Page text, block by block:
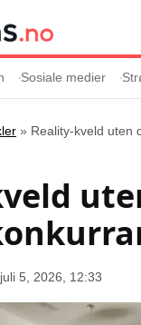
Kjendiser
TV-serier
Internettkultur
Sosiale medier
» Reality-kveld uten
juli 5, 2026, 12:33